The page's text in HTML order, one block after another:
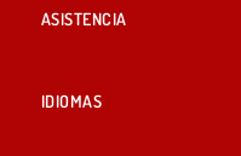
ASISTENCIA
IDIOMAS